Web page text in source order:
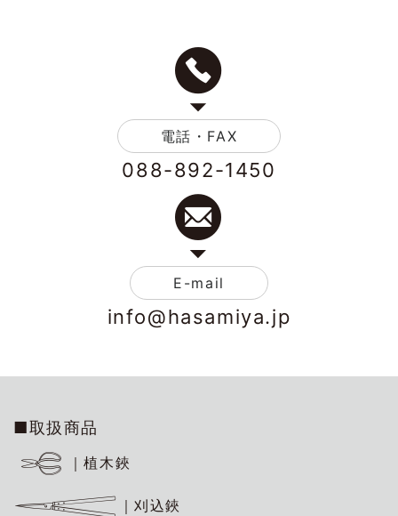
電話・FAX
088-892-1450
E-mail
info@hasamiya.jp
■取扱商品
｜植木鋏
｜刈込鋏